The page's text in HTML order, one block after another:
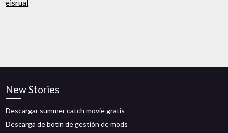
eisrual
New Stories
Descargar summer catch movie gratis
Descarga de botín de gestión de mods